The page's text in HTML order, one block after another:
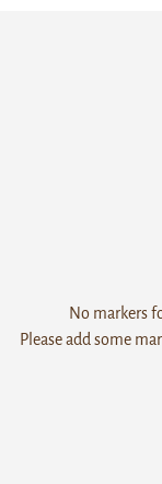
No markers
Please add some